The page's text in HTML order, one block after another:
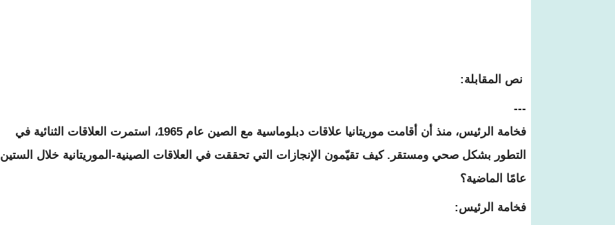
نص المقابلة:
---
فخامة الرئيس، منذ أن أقامت موريتانيا علاقات دبلوماسية مع الصين عام 1965، استمرت العلاقات الثنائية في
التطور بشكل صحي ومستقر. كيف تقيّمون الإنجازات التي تحققت في العلاقات الصينية-الموريتانية خلال الستين
عامًا الماضية؟
فخامة الرئيس: